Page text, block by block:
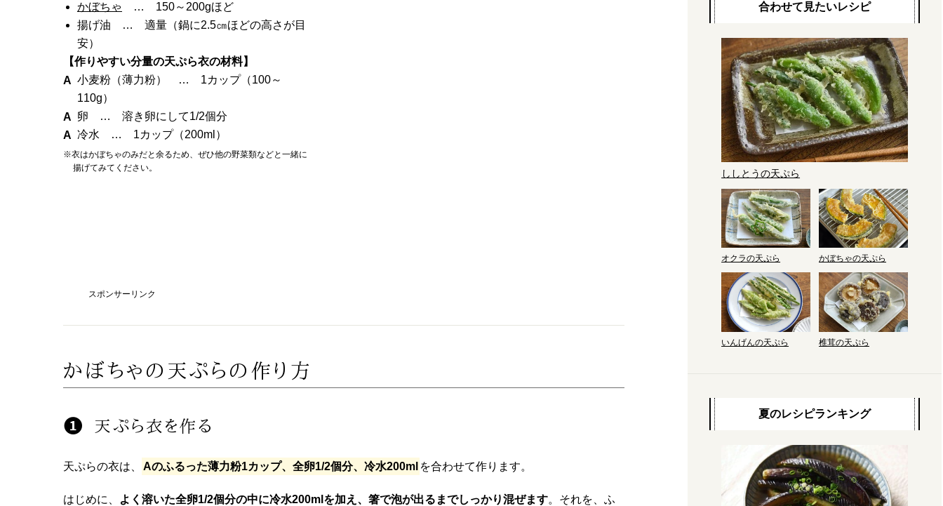
かぼちゃ
… 150～200gほど
揚げ油 … 適量（鍋に2.5㎝ほどの高さが目
安）
【作りやすい分量の天ぷら衣の材料】
小麦粉（薄力粉） … 1カップ（100～
110g）
卵 … 溶き卵にして1/2個分
冷水 … 1カップ（200ml）
※衣はかぼちゃのみだと余るため、ぜひ他の野菜類などと一緒に
揚げてみてください。
スポンサーリンク
かぼちゃの天ぷらの作り方
天ぷら衣を作る
天ぷらの衣は、 Aのふるった薄力粉1カップ、全卵1/2個分、冷水200ml を合わせて作ります。
はじめに、 よく溶いた全卵1/2個分の中に冷水200mlを加え、箸で泡が出るまでしっかり混ぜます。それを、ふ
合わせて見たいレシピ
ししとうの天ぷら
オクラの天ぷら かぼちゃの天ぷら
いんげんの天ぷら 椎茸の天ぷら
夏のレシピランキング